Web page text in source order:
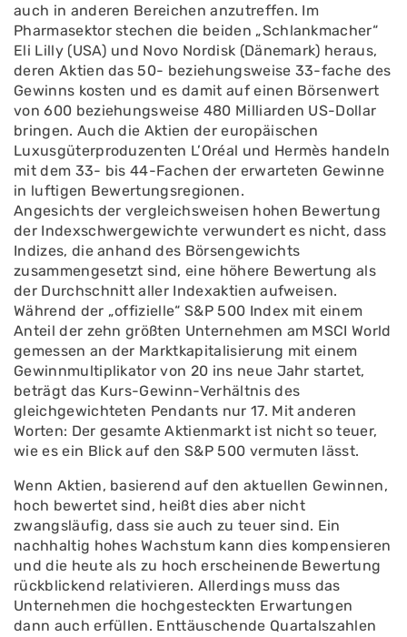
auch in anderen Bereichen anzutreffen. Im
Pharmasektor stechen die beiden „Schlankmacher“
Eli Lilly (USA) und Novo Nordisk (Dänemark) heraus,
deren Aktien das 50- beziehungsweise 33-fache des
Gewinns kosten und es damit auf einen Börsenwert
von 600 beziehungsweise 480 Milliarden US-Dollar
bringen. Auch die Aktien der europäischen
Luxusgüterproduzenten L’Oréal und Hermès handeln
mit dem 33- bis 44-Fachen der erwarteten Gewinne
in luftigen Bewertungsregionen.
Angesichts der vergleichsweisen hohen Bewertung
der Indexschwergewichte verwundert es nicht, dass
Indizes, die anhand des Börsengewichts
zusammengesetzt sind, eine höhere Bewertung als
der Durchschnitt aller Indexaktien aufweisen.
Während der „offizielle“ S&P 500 Index mit einem
Anteil der zehn größten Unternehmen am MSCI World
gemessen an der Marktkapitalisierung mit einem
Gewinnmultiplikator von 20 ins neue Jahr startet,
beträgt das Kurs-Gewinn-Verhältnis des
gleichgewichteten Pendants nur 17. Mit anderen
Worten: Der gesamte Aktienmarkt ist nicht so teuer,
wie es ein Blick auf den S&P 500 vermuten lässt.
Wenn Aktien, basierend auf den aktuellen Gewinnen,
hoch bewertet sind, heißt dies aber nicht
zwangsläufig, dass sie auch zu teuer sind. Ein
nachhaltig hohes Wachstum kann dies kompensieren
und die heute als zu hoch erscheinende Bewertung
rückblickend relativieren. Allerdings muss das
Unternehmen die hochgesteckten Erwartungen
dann auch erfüllen. Enttäuschende Quartalszahlen